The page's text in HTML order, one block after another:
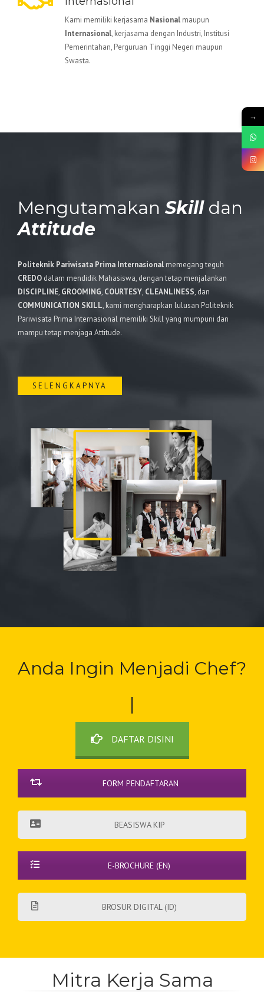
Kami memiliki kerjasama Nasional maupun
Internasional, kerjasama dengan Industri, Institusi
Pemerintahan, Perguruan Tinggi Negeri maupun
Swasta.
Mengutamakan Skill dan
Attitude
Politeknik Pariwisata Prima Internasional memegang teguh
CREDO dalam mendidik Mahasiswa, dengan tetap menjalankan
DISCIPLINE, GROOMING, COURTESY, CLEANLINESS, dan
COMMUNICATION SKILL, kami mengharapkan lulusan Politeknik
Pariwisata Prima Internasional memiliki Skill yang mumpuni dan
mampu tetap menjaga Attitude.
SELENGKAPNYA
Anda Ingin Menjadi Chef?
|
DAFTAR DISINI
FORM PENDAFTARAN
BEASISWA KIP
E-BROCHURE (EN)
BROSUR DIGITAL (ID)
Mitra Kerja Sama
→